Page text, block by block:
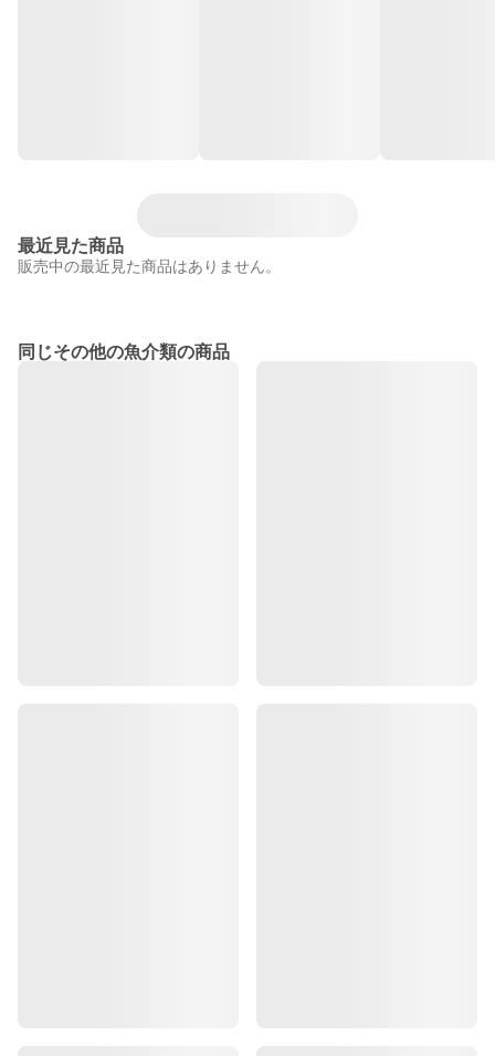
最近見た商品
販売中の最近見た商品はありません。
同じその他の魚介類の商品